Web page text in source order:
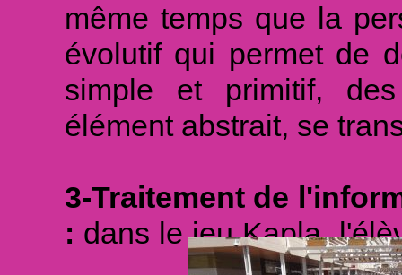
même temps que la
évolutif qui permet de
simple et primitif,
élément abstrait, se
3-Traitement de
: dans le jeu Kapla,